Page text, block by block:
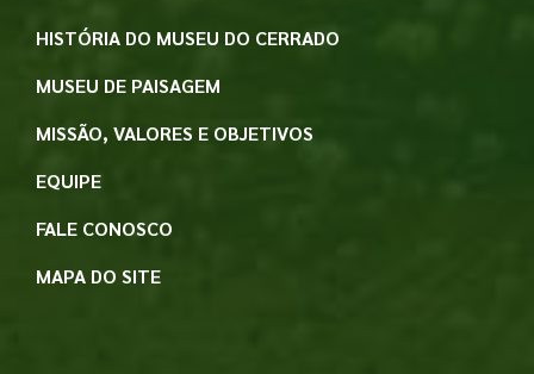
HISTÓRIA DO MUSEU DO CERRADO
MUSEU DE PAISAGEM
MISSÃO, VALORES E OBJETIVOS
EQUIPE
FALE CONOSCO
MAPA DO SITE